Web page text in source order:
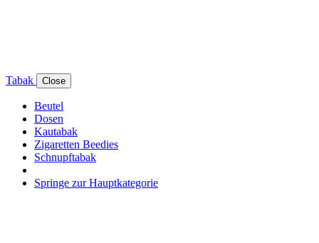
Tabak Close
Beutel
Dosen
Kautabak
Zigaretten Beedies
Schnupftabak
Springe zur Hauptkategorie